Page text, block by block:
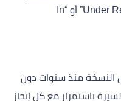
قسم خاص تحت عنوان “Under Review” أو “In
منذ سنوات دون
باستمرار مع كل إنجاز